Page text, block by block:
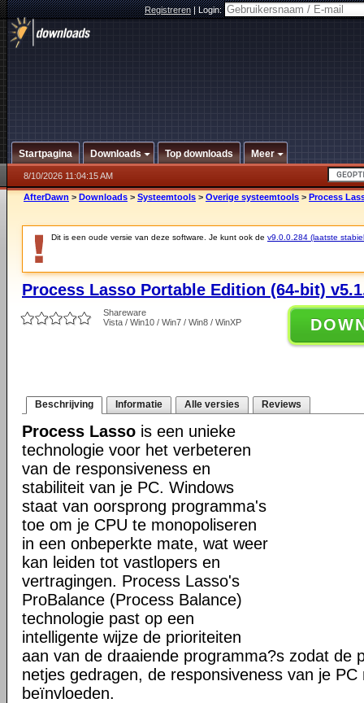
Registreren|Login:
Startpagina Downloads Top downloads Meer
8/10/2026 11:04:15 AM
AfterDawn > Downloads > Systeemtools > Overige systeemtools > Process
Dit is een oude versie van deze software. Je kunt ook de v9.0.0.284 (laatste
Process Lasso Portable Edition (64-bit)
Shareware
Vista / Win10 / Win7 / Win8 / WinXP
Beschrijving Informatie Alle versies Reviews
Process Lasso is een unieke
technologie voor het verbeteren
van de responsiveness en
stabiliteit van je PC. Windows
staat van oorsprong programma's
toe om je CPU te monopoliseren
in een onbeperkte mate, wat weer
kan leiden tot vastlopers en
vertragingen. Process Lasso's
ProBalance (Process Balance)
technologie past op een
intelligente wijze de prioriteiten
aan van de draaiende programma?s zodat de
netjes gedragen, de responsiveness van je PC
beïnvloeden.